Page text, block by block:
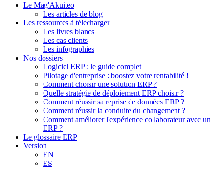
Le Mag'Akuiteo
Les articles de blog
Les ressources à télécharger
Les livres blancs
Les cas clients
Les infographies
Nos dossiers
Logiciel ERP : le guide complet
Pilotage d'entreprise : boostez votre rentabilité !
Comment choisir une solution ERP ?
Quelle stratégie de déploiement ERP choisir ?
Comment réussir sa reprise de données ERP ?
Comment réussir la conduite du changement ?
Comment améliorer l'expérience collaborateur avec un
ERP ?
Le glossaire ERP
Version
EN
ES